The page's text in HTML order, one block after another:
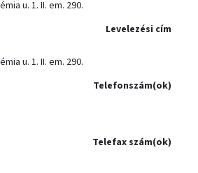
u. 1. II. em. 290.
Levelezési cím
u. 1. II. em. 290.
Telefonszám(ok)
Telefax szám(ok)